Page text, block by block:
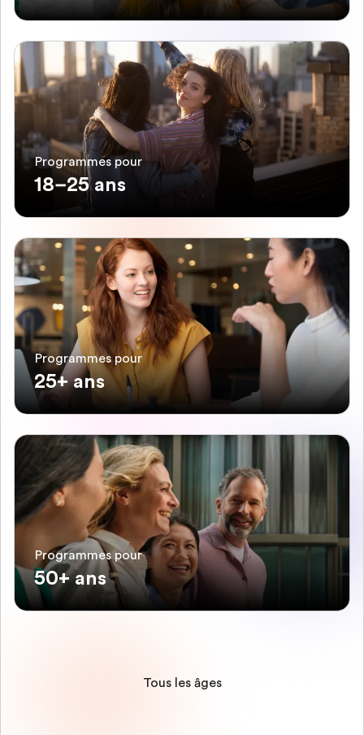
Programmes pour
18–25 ans
Programmes pour
25+ ans
Programmes pour
50+ ans
Tous les âges